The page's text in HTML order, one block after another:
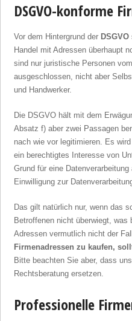
DSGVO-konforme
Vor dem Hintergrund der DSGVO
Handel mit Adressen überhaupt
sind nur juristische Personen
ausgeschlossen, nicht aber
und Handwerker.
Die DSGVO hält mit dem
Absatz f) aber zwei Passagen
nach wie vor legitimieren. Es
ein berechtigtes Interesse von
Grund für eine
Einwilligung zur
Das gilt natürlich nur, wenn das
Betroffenen nicht überwiegt,
Adressen vermutlich nicht der
Firmenadressen zu kaufen,
Bitte beachten Sie aber, dass
Rechtsberatung ersetzen.
Professionelle